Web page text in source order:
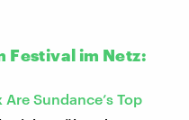
Festival im Netz:
Sundance’s Top